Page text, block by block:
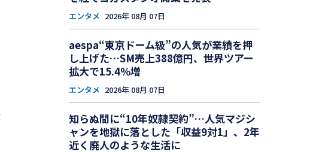
エンタメ 2026年 08月 07日
aespa“東京ドーム級”の人気が業績を押
し上げた…SM売上388億円、世界ツアー
拡大で15.4％増
エンタメ 2026年 08月 07日
知らぬ間に“10年奴隷契約”…人気マジシ
ャンを地獄に落とした「収益9対1」、2年
近く廃人のような生活に